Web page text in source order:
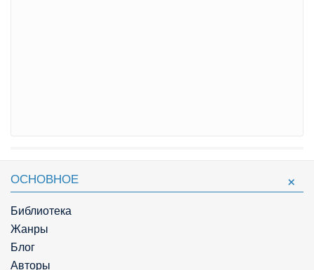
ОСНОВНОЕ
Библиотека
Жанры
Блог
Авторы